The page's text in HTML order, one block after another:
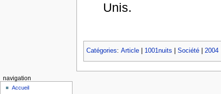
Unis.
Catégories: Article| 1001nuits Société| 2004
navigation
Accueil